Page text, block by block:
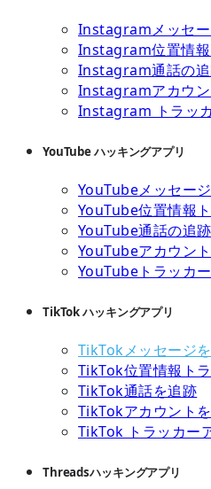
Instagramメッセ
Instagram位置情
Instagram通話の
Instagramアカウ
Instagram トラッ
YouTube ハッキングアプリ
YouTubeメッセー
YouTube位置情報
YouTube通話の追跡
YouTubeアカウン
YouTubeトラッカ
TikTok ハッキングアプリ
TikTokメッセージ
TikTok位置情報ト
TikTok通話を追跡
TikTokアカウント
TikTok トラッカー
Threadsハッキングアプリ